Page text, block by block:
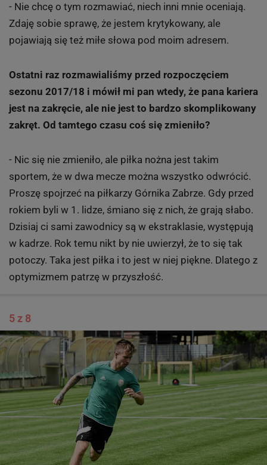
- Nie chcę o tym rozmawiać, niech inni mnie oceniają.
Zdaję sobie sprawę, że jestem krytykowany, ale
pojawiają się też miłe słowa pod moim adresem.
Ostatni raz rozmawialiśmy przed rozpoczęciem
sezonu 2017/18 i mówił mi pan wtedy, że pana kariera
jest na zakręcie, ale nie jest to bardzo skomplikowany
zakręt. Od tamtego czasu coś się zmieniło?
- Nic się nie zmieniło, ale piłka nożna jest takim
sportem, że w dwa mecze można wszystko odwrócić.
Proszę spojrzeć na piłkarzy Górnika Zabrze. Gdy przed
rokiem byli w 1. lidze, śmiano się z nich, że grają słabo.
Dzisiaj ci sami zawodnicy są w ekstraklasie, występują
w kadrze. Rok temu nikt by nie uwierzył, że to się tak
potoczy. Taka jest piłka i to jest w niej piękne. Dlatego z
optymizmem patrzę w przyszłość.
5 z 8